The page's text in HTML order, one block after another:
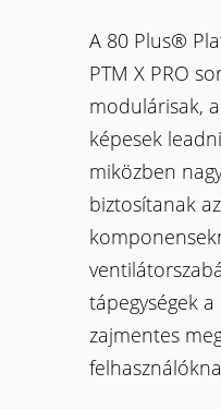
A 80 Plus®
PTM X PRO
modulárisak,
képesek
miközben
biztosítanak
tápegységek
zajmentes